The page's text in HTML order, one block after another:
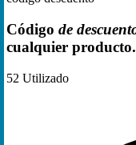
Código de
cualquier producto.
52 Utilizado